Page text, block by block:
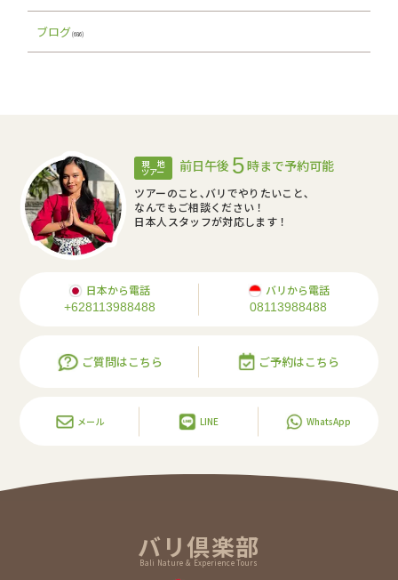
ブログ(686)
現 地
ツアー 前日午後 5時まで予約可能
ツアーのこと､バリでやりたいこと､
なんでもご相談ください！
日本人スタッフが対応します！
日本から電話
+628113988488
バリから電話
08113988488
ご質問はこちら ご予約はこちら
メール LINE WhatsApp
バリ倶楽部
Bali Nature & Experience Tours